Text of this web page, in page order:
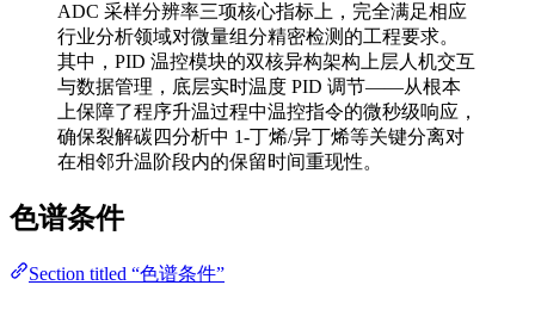
ADC 采样分辨率三项核心指标上，完全满足相应
行业分析领域对微量组分精密检测的工程要求。
其中，PID 温控模块的双核异构架构上层人机交互
与数据管理，底层实时温度 PID 调节——从根本
上保障了程序升温过程中温控指令的微秒级响应，
确保裂解碳四分析中 1-丁烯/异丁烯等关键分离对
在相邻升温阶段内的保留时间重现性。
色谱条件
Section titled “色谱条件”